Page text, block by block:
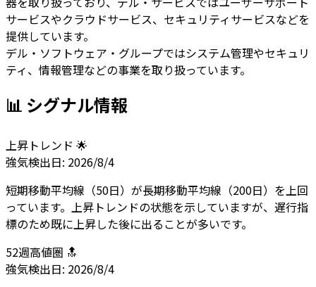
サービスやクラウドサービス、セキュリティサービスなどを
提供しています。
デル・ソフトウェア・グループではシステム管理やセキュリ
ティ、情報管理などの事業を取り扱っています。
📊 シグナル情報
上昇トレンド 🌟
強気検出日: 2026/8/4
短期移動平均線（50日）が長期移動平均線（200日）を上回
っています。上昇トレンドの状態を示していますが、遅行指
標のため既に上昇した後に出ることが多いです。
52週高値圏 🔝
強気検出日: 2026/8/4